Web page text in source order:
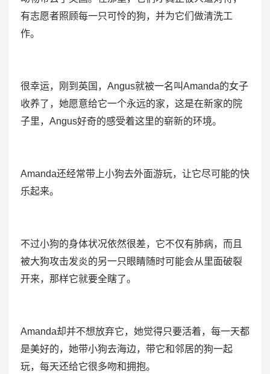
有志愿者照顾每一只可怜的狗，并为它们做清洗工
作。
很幸运，刚到英国，Angus就被一名叫Amanda的女子
收养了，她愿意给它一个永远的家，这是在新家的院
子里，Angus好奇的感受着这里的崭新的环境。
Amanda还经常带上小狗去外面游玩，让它尽可能的快
乐起来。
不过小狗的身体状况依然很差，它不仅有肺病，而且
被大狗攻击发炎的另一只眼睛随时可能会从里面破裂
开来，那样它就要全瞎了。
Amanda却并不想放弃它，她觉得只要活着，每一天都
是美好的，她带小狗去海边，带它和邻居的狗一起
玩，每天还给它很多吻和拥抱。